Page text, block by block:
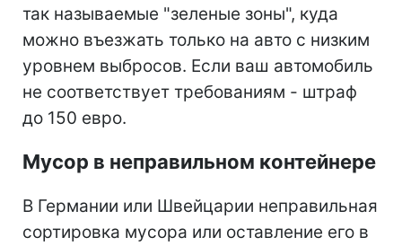
так называемые "зеленые зоны", куда
можно въезжать только на авто с низким
уровнем выбросов. Если ваш автомобиль
не соответствует требованиям - штраф
до 150 евро.
Мусор в неправильном контейнере
В Германии или Швейцарии неправильная
сортировка мусора или оставление его в